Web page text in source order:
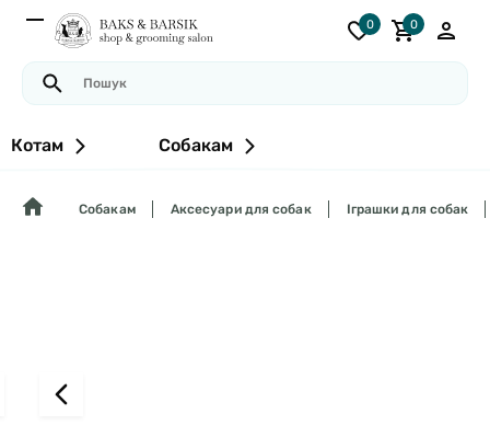
0 0
Котам Собакам
Собакам Аксесуари для собак Іграшки для собак